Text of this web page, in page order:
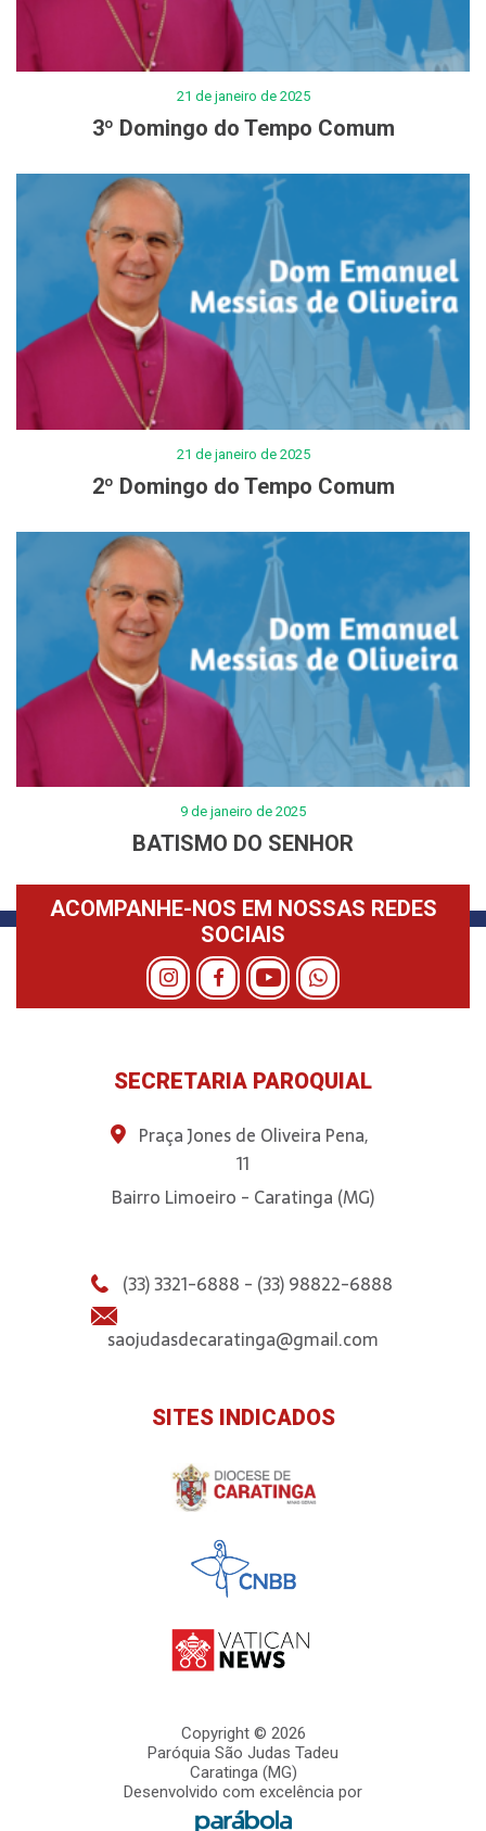
21 de janeiro de 2025
3º Domingo do Tempo Comum
21 de janeiro de 2025
2º Domingo do Tempo Comum
9 de janeiro de 2025
BATISMO DO SENHOR
ACOMPANHE-NOS EM NOSSAS REDES
SOCIAIS
SECRETARIA PAROQUIAL
Praça Jones de Oliveira Pena,
11
Bairro Limoeiro - Caratinga (MG)
(33) 3321-6888 - (33) 98822-6888
saojudasdecaratinga@gmail.com
SITES INDICADOS
Copyright © 2026
Paróquia São Judas Tadeu
Caratinga (MG)
Desenvolvido com excelência por